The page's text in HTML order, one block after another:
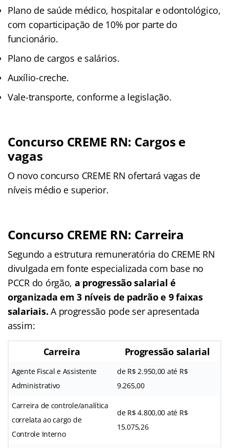
Plano de saúde médico, hospitalar e odontológico,
com coparticipação de 10% por parte do
funcionário.
Plano de cargos e salários.
Auxílio-creche.
Vale-transporte, conforme a legislação.
Concurso CREME RN: Cargos e
vagas
O novo concurso CREME RN ofertará vagas de
níveis médio e superior.
Concurso CREME RN: Carreira
Segundo a estrutura remuneratória do CREME RN
divulgada em fonte especializada com base no
PCCR do órgão, a progressão salarial é
organizada em 3 níveis de padrão e 9 faixas
salariais. A progressão pode ser apresentada
assim:
Carreira Progressão salarial
Agente Fiscal e Assistente
Administrativo
de R$ 2.950,00 até R$
9.265,00
Carreira de controle/analítica
correlata ao cargo de
Controle Interno
de R$ 4.800,00 até R$
15.075,26